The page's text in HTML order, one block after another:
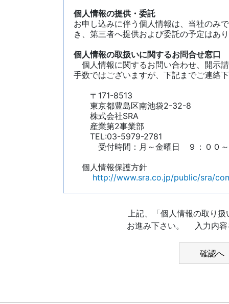
個人情報の提供・委託
お申し込みに伴う個人情報は、当社のみ
き、第三者へ提供および委託の予定はあ
個人情報の取扱いに関するお問合せ窓口
個人情報に関するお問い合わせ、開示
手数ではございますが、下記までご連絡
〒171-8513
東京都豊島区南池袋2-32-8
株式会社SRA
産業第2事業部
TEL:03-5979-2781
受付時間：月～金曜日 ９：００～
個人情報保護方針
http://www.sra.co.jp/public/sra/
上記、「個人情報の取り
お進み下さい。 入力内容